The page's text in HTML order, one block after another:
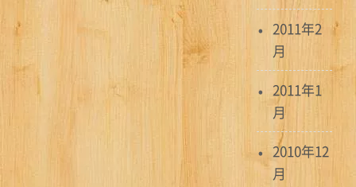
2011年2
月
2011年1
月
2010年12
月